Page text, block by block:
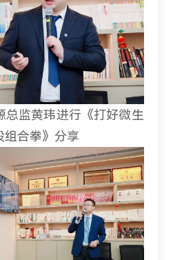
总监黄玮进行《打好微生
组合拳》分享